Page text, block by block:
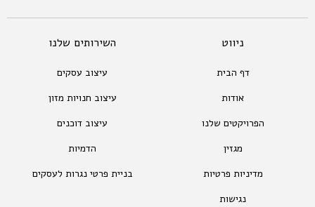
ניווט
דף הבית
אודות
הפרויקטים שלנו
מגזין
מדיניות פרטיות
נגישות
השירותים שלנו
עיצוב עסקים
עיצוב חנויות מזון
עיצוב דוכנים
הדמיות
בניית פרטי נגרות לעסקים